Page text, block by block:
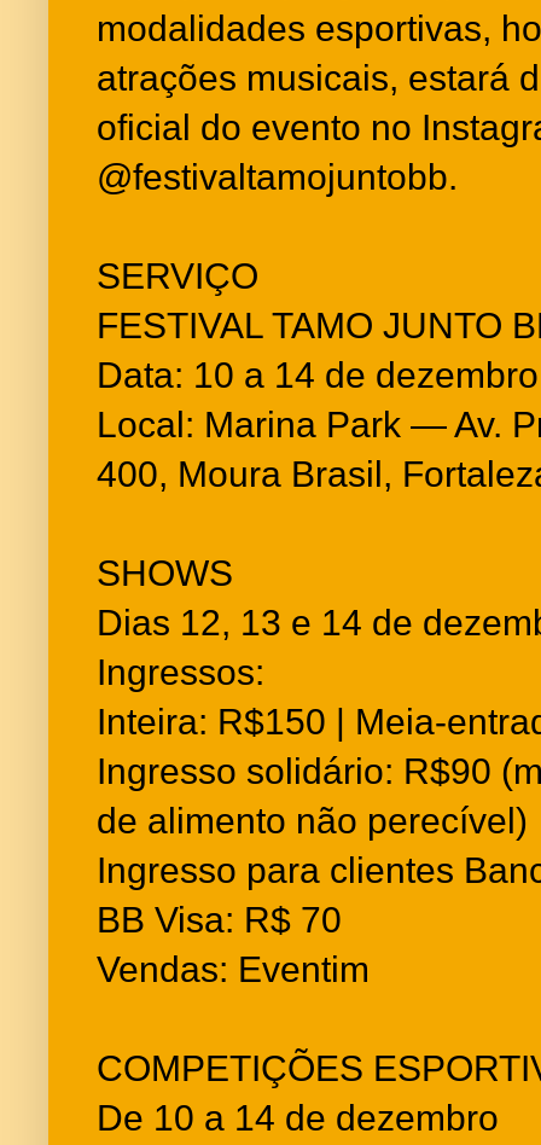
modalidades esportivas,
atrações musicais, estará
oficial do evento no
@festivaltamojuntobb.
SERVIÇO
FESTIVAL TAMO JUNTO
Data: 10 a 14 de dezembro
Local: Marina Park — Av.
400, Moura Brasil,
SHOWS
Dias 12, 13 e 14 de
Ingressos:
Inteira: R$150 | Meia-
Ingresso solidário: R$90
de alimento não perecível)
Ingresso para clientes
BB Visa: R$ 70
Vendas: Eventim
COMPETIÇÕES
De 10 a 14 de dezembro